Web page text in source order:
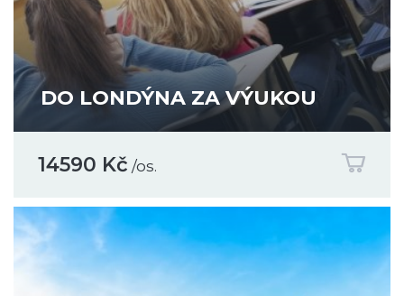
DO LONDÝNA ZA VÝUKOU
14590 Kč /os.